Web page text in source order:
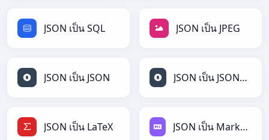
JSON เป็น SQL JSON เป็น JPEG
JSON เป็น JSON JSON เป็น JSONLines
JSON เป็น LaTeX JSON เป็น Markdown